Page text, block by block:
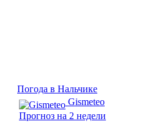
Погода в Нальчике
Gismeteo
Прогноз на 2 недели